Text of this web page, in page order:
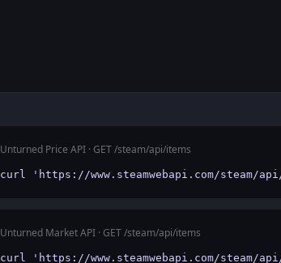
Unturned Price API · GET /steam/api/items
curl 'https://www.steamwebapi.com/steam/api/
Unturned Market API · GET /steam/api/items
curl 'https://www.steamwebapi.com/steam/api/